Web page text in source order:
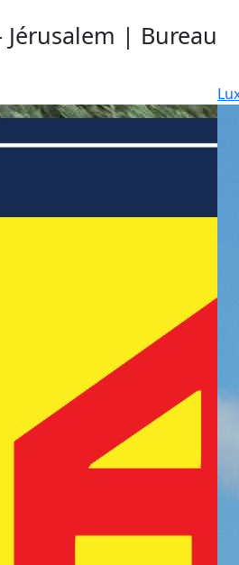
Jérusalem | Bureau